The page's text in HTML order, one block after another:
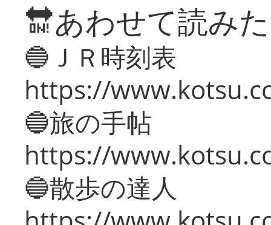
🔛あわせて読み
🔵ＪＲ時刻表
https://
🔵旅の手帖
https://
🔵散歩の達人